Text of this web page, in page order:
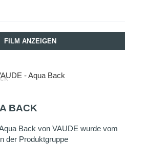
FILM ANZEIGEN
- Aqua Back
BACK
Back von VAUDE wurde vom
der Produktgruppe